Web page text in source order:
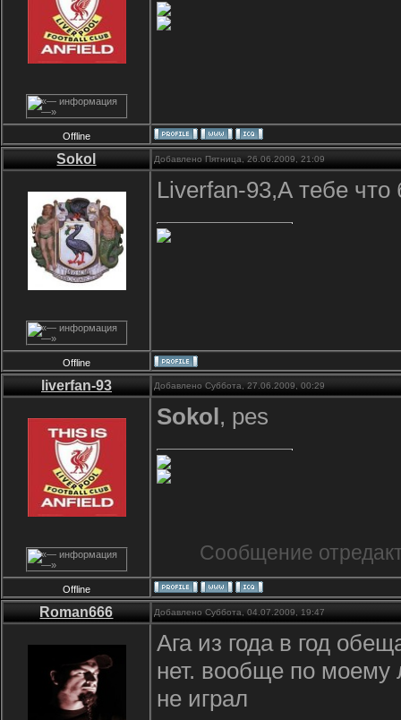
Offline
Sokol Добавлено Пятница, 26.06.2009, 21:09
Liverfan-93,А тебе
Offline
liverfan-93 Добавлено Суббота, 27.06.2009, 00:29
Sokol, pes
Сообщение
Offline
Roman666 Добавлено Суббота, 04.07.2009, 19:47
Ага из года в год
нет. вообще по
не играл